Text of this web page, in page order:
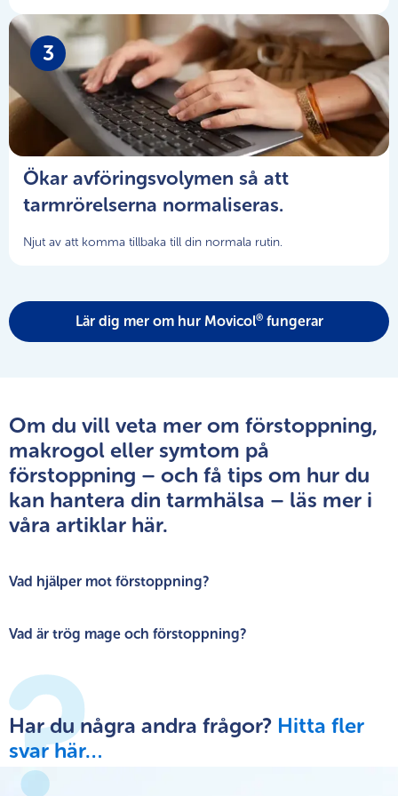
3
Ökar avföringsvolymen så att
tarmrörelserna normaliseras.
Njut av att komma tillbaka till din normala rutin.
Lär dig mer om hur Movicol®fungerar
Om du vill veta mer om förstoppning,
makrogol eller symtom på
förstoppning – och få tips om hur du
kan hantera din tarmhälsa – läs mer i
våra artiklar här.
Vad hjälper mot förstoppning?
Vad är trög mage och förstoppning?
Har du några andra frågor? Hitta fler
svar här…